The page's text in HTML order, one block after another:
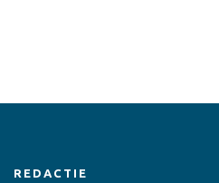
REDACTIE